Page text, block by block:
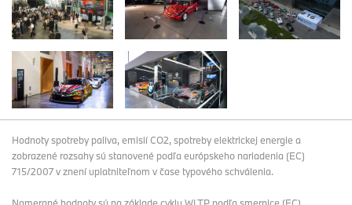
Hodnoty spotreby paliva, emisií CO2, spotreby elektrickej energie a
zobrazené rozsahy sú stanovené podľa európskeho nariadenia (EC)
715/2007 v znení uplatniteľnom v čase typového schválenia.